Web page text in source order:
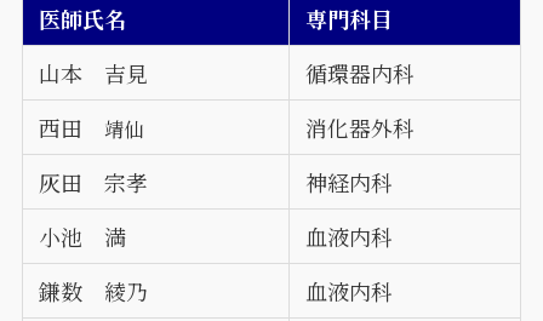
医師氏名
専門科目
山本 吉見
循環器内科
西田靖仙
消化器外科
灰田 宗孝
神経内科
小池 満
血液内科
鎌数 綾乃
血液内科